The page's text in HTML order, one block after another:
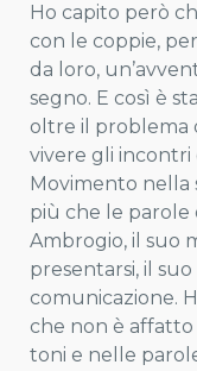
Ho capito però
con le coppie,
da loro,
segno. E così è
oltre il problema
vivere gli incontri
Movimento nella
più che le parole
Ambrogio, il suo
presentarsi, il
comunicazione.
che non è
toni e nelle